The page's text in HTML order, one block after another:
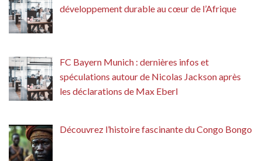
développement durable au cœur de l’Afrique
FC Bayern Munich : dernières infos et
spéculations autour de Nicolas Jackson après
les déclarations de Max Eberl
Découvrez l’histoire fascinante du Congo Bongo